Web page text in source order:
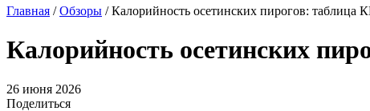
Главная /Обзоры /Калорийность осетинских пирогов: таблица
Калорийность осетинских
26 июня 2026
Поделиться